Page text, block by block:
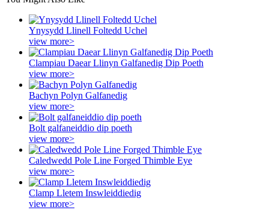
Ynysydd Llinell Foltedd Uchel
view more>
Clampiau Daear Llinyn Galfanedig Dip Poeth
view more>
Bachyn Polyn Galfanedig
view more>
Bolt galfaneiddio dip poeth
view more>
Caledwedd Pole Line Forged Thimble Eye
view more>
Clamp Lletem Inswleiddiedig
view more>